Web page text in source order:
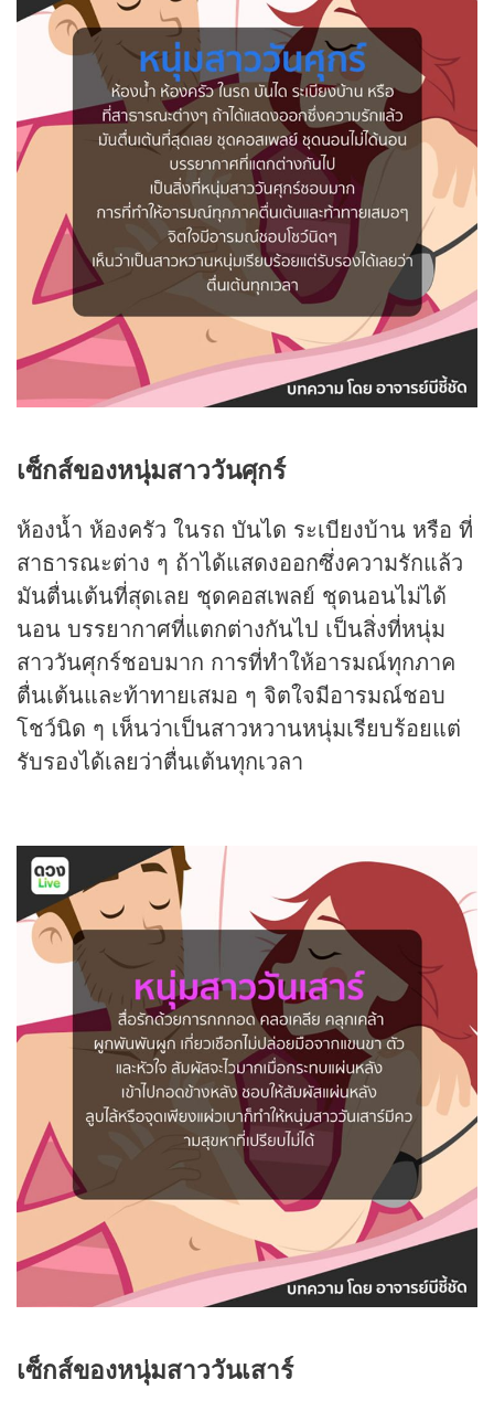
เซ็กส์ของหนุ่มสาววันศุกร์
ห้องน้ำ ห้องครัว ในรถ บันได ระเบียงบ้าน หรือ ที่
สาธารณะต่าง ๆ ถ้าได้แสดงออกซึ่งความรักแล้ว
มันตื่นเต้นที่สุดเลย ชุดคอสเพลย์ ชุดนอนไม่ได้
นอน บรรยากาศที่แตกต่างกันไป เป็นสิ่งที่หนุ่ม
สาววันศุกร์ชอบมาก การที่ทำให้อารมณ์ทุกภาค
ตื่นเต้นและท้าทายเสมอ ๆ จิตใจมีอารมณ์ชอบ
โชว์นิด ๆ เห็นว่าเป็นสาวหวานหนุ่มเรียบร้อยแต่
รับรองได้เลยว่าตื่นเต้นทุกเวลา
เซ็กส์ของหนุ่มสาววันเสาร์